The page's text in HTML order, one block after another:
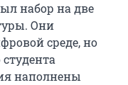
набор на две
Они
среде, но
наполнены